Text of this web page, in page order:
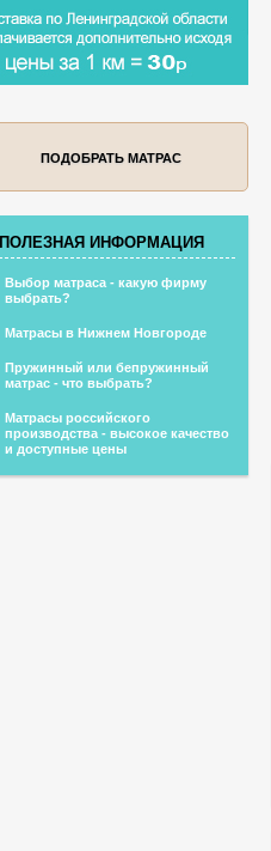
ПОДОБРАТЬ МАТРАС
ПОЛЕЗНАЯ ИНФОРМАЦИЯ
Выбор матраса - какую фирму
выбрать?
Матрасы в Нижнем Новгороде
Пружинный или бепружинный
матрас - что выбрать?
Матрасы российского
производства - высокое качество
и доступные цены